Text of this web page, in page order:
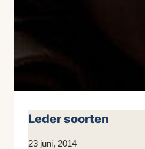
Leder soorten
Door
23 juni, 2014